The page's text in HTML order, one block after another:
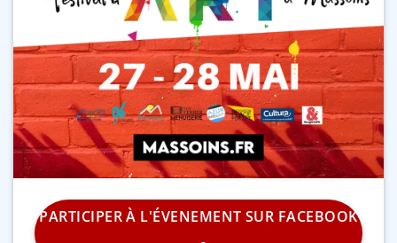
PARTICIPER À L'ÉVENEMENT SUR FACEBOOK